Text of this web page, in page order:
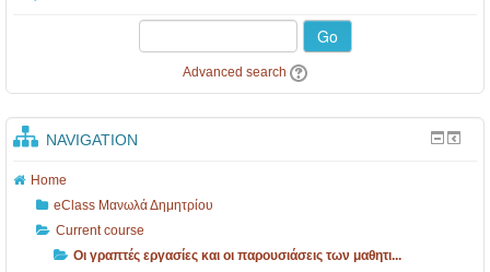
Go
Advanced search
NAVIGATION
Home
eClass Μανωλά Δημητρίου
Current course
Οι γραπτές εργασίες και οι παρουσιάσεις των μαθητι...